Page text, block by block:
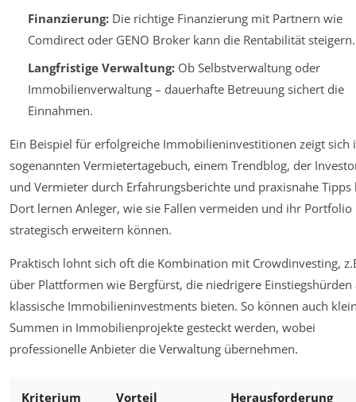
Finanzierung:Die richtige Finanzierung mit Partnern wie
Comdirect oder GENO Broker kann die Rentabilität steigern.
Langfristige Verwaltung:Ob Selbstverwaltung oder
Immobilienverwaltung – dauerhafte Betreuung sichert die
Einnahmen.
Ein Beispiel für erfolgreiche Immobilieninvestitionen zeigt sich
sogenannten Vermietertagebuch, einem Trendblog, der
und Vermieter durch Erfahrungsberichte und praxisnahe Tipps
Dort lernen Anleger, wie sie Fallen vermeiden und ihr Portfolio
strategisch erweitern können.
Praktisch lohnt sich oft die Kombination mit Crowdinvesting,
über Plattformen wie Bergfürst, die niedrigere Einstiegshürden
klassische Immobilieninvestments bieten. So können auch
Summen in Immobilienprojekte gesteckt werden, wobei
professionelle Anbieter die Verwaltung übernehmen.
Kriterium Vorteil Herausforderung